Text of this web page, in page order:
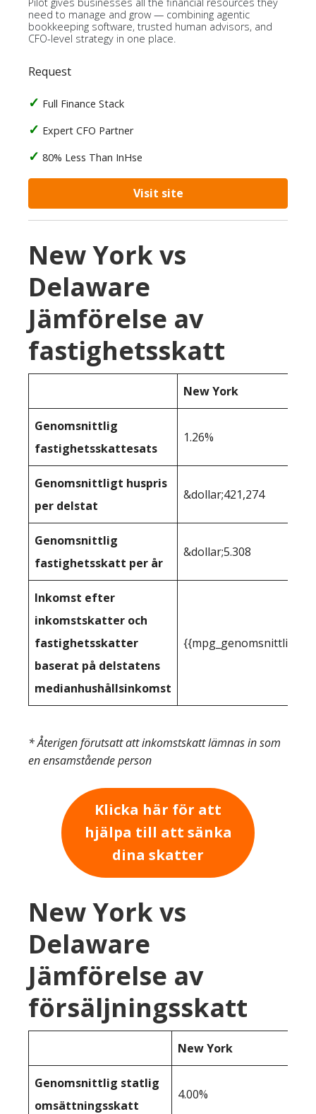
need to manage and grow — combining agentic
bookkeeping software, trusted human advisors, and
CFO-level strategy in one place.
Request
Full Finance Stack
Expert CFO Partner
80% Less Than InHse
Visit site
New York vs
Delaware
Jämförelse av
fastighetsskatt
New York
Genomsnittlig
fastighetsskattesats
1.26%
Genomsnittligt huspris
per delstat
&dollar;421,274
Genomsnittlig
fastighetsskatt per år
&dollar;5.308
Inkomst efter
inkomstskatter och
fastighetsskatter
baserat på delstatens
medianhushållsinkomst
* Återigen förutsatt att inkomstskatt lämnas in som
en ensamstående person
Klicka här för att
hjälpa till att sänka
dina skatter
New York vs
Delaware
Jämförelse av
försäljningsskatt
New York
Genomsnittlig statlig
omsättningsskatt
4.00%